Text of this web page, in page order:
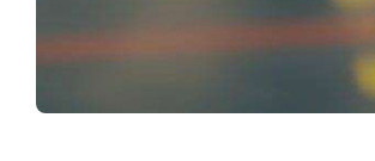
o